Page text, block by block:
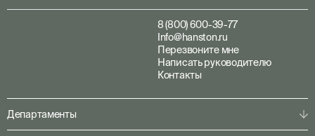
Департаменты
8 (800) 600-39-77
Info@hanston.ru
Перезвоните мне
Написать руководителю
Контакты